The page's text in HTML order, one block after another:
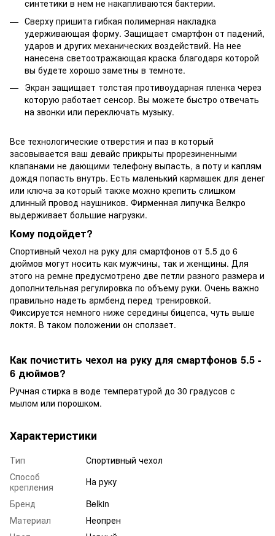
синтетики в нем не накапливаются бактерии.
Сверху пришита гибкая полимерная накладка
удерживающая форму. Защищает смартфон от падений,
ударов и других механических воздействий. На нее
нанесена светоотражающая краска благодаря которой
вы будете хорошо заметны в темноте.
Экран защищает толстая противоударная пленка через
которую работает сенсор. Вы можете быстро отвечать
на звонки или переключать музыку.
Все технологические отверстия и паз в который
засовывается ваш девайс прикрыты прорезиненными
клапанами не дающими телефону выпасть, а поту и каплям
дождя попасть внутрь. Есть маленький кармашек для денег
или ключа за который также можно крепить слишком
длинный провод наушников. Фирменная липучка Велкро
выдерживает большие нагрузки.
Кому подойдет?
Спортивный чехол на руку для смартфонов от 5.5 до 6
дюймов могут носить как мужчины, так и женщины. Для
этого на ремне предусмотрено две петли разного размера и
дополнительная регулировка по объему руки. Очень важно
правильно надеть армбенд перед тренировкой.
Фиксируется немного ниже середины бицепса, чуть выше
локтя. В таком положении он сползает.
Как почистить чехол на руку для смартфонов 5.5 -
6 дюймов?
Ручная стирка в воде температурой до 30 градусов с
мылом или порошком.
Характеристики
Тип
Спортивный чехол
Способ
крепления
На руку
Бренд
Belkin
Материал
Неопрен